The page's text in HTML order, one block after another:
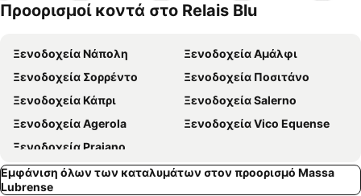
κατοικίδι
Προορισμοί κοντά στο Relais Blu
Ξενοδοχεία Νάπολη
Ξενοδοχεία Αμάλφι
Ξενοδοχεία Σορρέντο
Ξενοδοχεία Ποσιτάνο
Ξενοδοχεία Κάπρι
Ξενοδοχεία Salerno
Ξενοδοχεία Agerola
Ξενοδοχεία Vico Equense
Ξενοδοχεία Praiano
Εμφάνιση όλων των καταλυμάτων στον προορισμό Massa
Lubrense